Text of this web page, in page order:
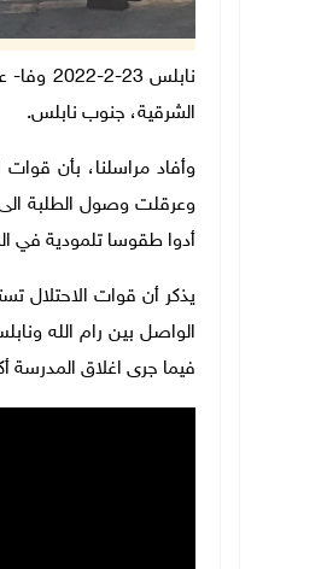
نابلس
الشرقية، جنوب نابلس.
وأفاد مراسلنا، بأن
وعرقلت وصول الطلبة الى
أدوا طقوسا تلمودية في
يذكر أن قوات الاحتلال
الواصل بين رام الله
فيما جرى اغلاق المدرسة